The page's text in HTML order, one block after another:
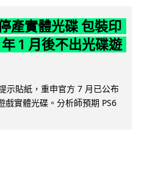
產實體光碟 包裝印
1 月後不出光碟遊
示貼紙，重申官方 7 月已公布
戲實體光碟。分析師預期 PS6